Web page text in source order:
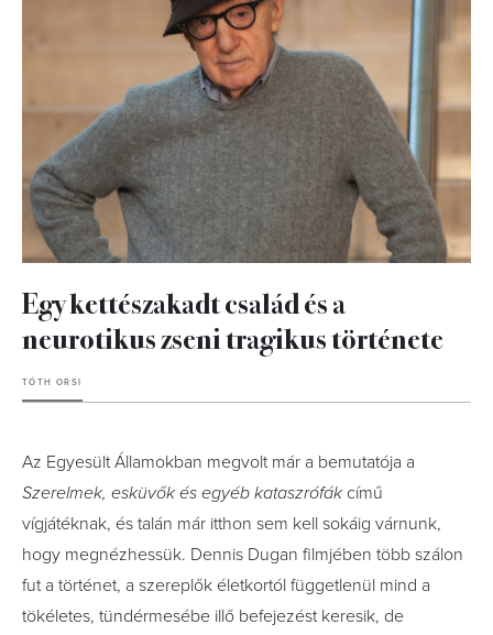
Egy kettészakadt család és a
neurotikus zseni tragikus története
TÓTH ORSI
Az Egyesült Államokban megvolt már a bemutatója a
Szerelmek, esküvők és egyéb kataszrófákcímű
vígjátéknak, és talán már itthon sem kell sokáig várnunk,
hogy megnézhessük. Dennis Dugan filmjében több szálon
fut a történet, a szereplők életkortól függetlenül mind a
tökéletes, tündérmesébe illő befejezést keresik, de